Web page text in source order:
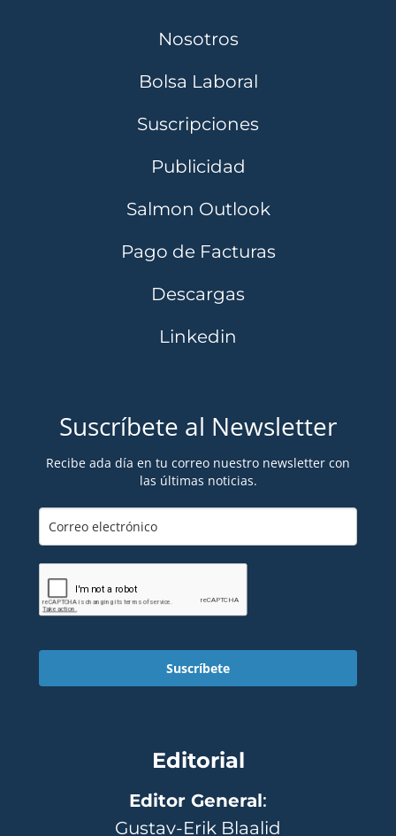
Nosotros
Bolsa Laboral
Suscripciones
Publicidad
Salmon Outlook
Pago de Facturas
Descargas
Linkedin
Suscríbete al Newsletter
Recibe ada día en tu correo nuestro newsletter con
las últimas noticias.
Suscríbete
Editorial
Editor General:
Gustav-Erik Blaalid